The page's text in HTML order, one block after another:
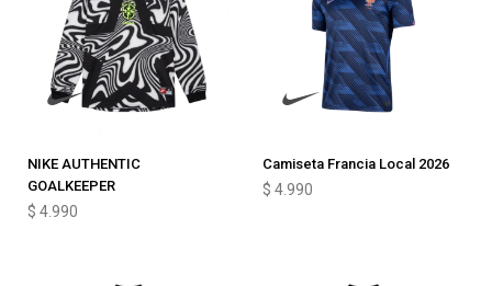
NIKE AUTHENTIC
GOALKEEPER
$ 4.990
Camiseta Francia Local 2026
$ 4.990